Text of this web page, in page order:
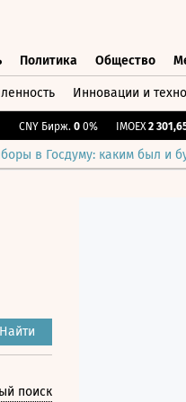
Политика Общество
Инновации и
CNY Бирж. 0 0% IMOEX 2 301,65
в Госдуму: каким был и
Найти
поиск